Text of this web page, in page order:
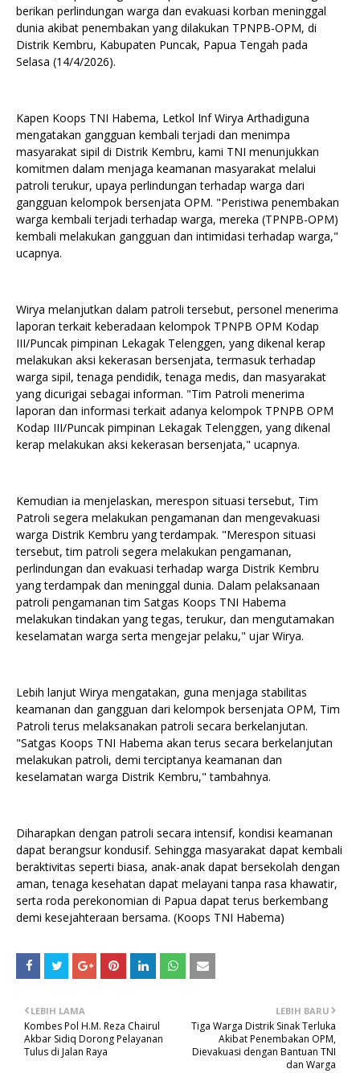
berikan perlindungan warga dan evakuasi korban meninggal
dunia akibat penembakan yang dilakukan TPNPB-OPM, di
Distrik Kembru, Kabupaten Puncak, Papua Tengah pada
Selasa (14/4/2026).
Kapen Koops TNI Habema, Letkol Inf Wirya Arthadiguna
mengatakan gangguan kembali terjadi dan menimpa
masyarakat sipil di Distrik Kembru, kami TNI menunjukkan
komitmen dalam menjaga keamanan masyarakat melalui
patroli terukur, upaya perlindungan terhadap warga dari
gangguan kelompok bersenjata OPM. "Peristiwa penembakan
warga kembali terjadi terhadap warga, mereka (TPNPB-OPM)
kembali melakukan gangguan dan intimidasi terhadap warga,"
ucapnya.
Wirya melanjutkan dalam patroli tersebut, personel menerima
laporan terkait keberadaan kelompok TPNPB OPM Kodap
III/Puncak pimpinan Lekagak Telenggen, yang dikenal kerap
melakukan aksi kekerasan bersenjata, termasuk terhadap
warga sipil, tenaga pendidik, tenaga medis, dan masyarakat
yang dicurigai sebagai informan. "Tim Patroli menerima
laporan dan informasi terkait adanya kelompok TPNPB OPM
Kodap III/Puncak pimpinan Lekagak Telenggen, yang dikenal
kerap melakukan aksi kekerasan bersenjata," ucapnya.
Kemudian ia menjelaskan, merespon situasi tersebut, Tim
Patroli segera melakukan pengamanan dan mengevakuasi
warga Distrik Kembru yang terdampak. "Merespon situasi
tersebut, tim patroli segera melakukan pengamanan,
perlindungan dan evakuasi terhadap warga Distrik Kembru
yang terdampak dan meninggal dunia. Dalam pelaksanaan
patroli pengamanan tim Satgas Koops TNI Habema
melakukan tindakan yang tegas, terukur, dan mengutamakan
keselamatan warga serta mengejar pelaku," ujar Wirya.
Lebih lanjut Wirya mengatakan, guna menjaga stabilitas
keamanan dan gangguan dari kelompok bersenjata OPM, Tim
Patroli terus melaksanakan patroli secara berkelanjutan.
"Satgas Koops TNI Habema akan terus secara berkelanjutan
melakukan patroli, demi terciptanya keamanan dan
keselamatan warga Distrik Kembru," tambahnya.
Diharapkan dengan patroli secara intensif, kondisi keamanan
dapat berangsur kondusif. Sehingga masyarakat dapat kembali
beraktivitas seperti biasa, anak-anak dapat bersekolah dengan
aman, tenaga kesehatan dapat melayani tanpa rasa khawatir,
serta roda perekonomian di Papua dapat terus berkembang
demi kesejahteraan bersama. (Koops TNI Habema)
LEBIH BARU
Tiga Warga Distrik Sinak Terluka
Akibat Penembakan OPM,
Dievakuasi dengan Bantuan TNI
dan Warga
LEBIH LAMA
Kombes Pol H.M. Reza Chairul
Akbar Sidiq Dorong Pelayanan
Tulus di Jalan Raya